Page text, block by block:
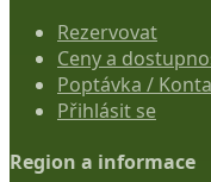
Rezervovat
Ceny a
Poptávka /
Přihlásit se
Region a informace